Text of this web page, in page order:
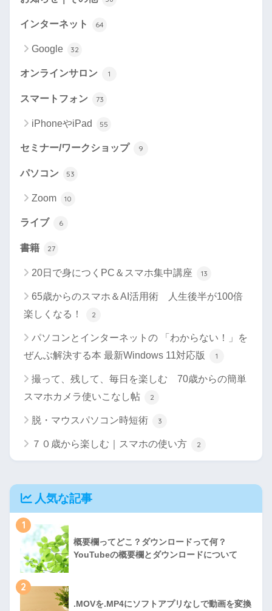
インターネット 64
Google 32
オンラインサロン 1
スマートフォン 73
iPhoneやiPad 55
セミナー/ワークショップ 9
パソコン 53
Zoom 10
ライブ 6
書籍 27
20日で身につくPC＆スマホ集中講座 13
65歳からのスマホ＆AI活用術 人生後半が100倍
楽しくなる！
2
パソコンとインターネットの 「わからない！」を
ぜんぶ解決する本 最新Windows 11対応版
1
撮って、残して、毎日を楽しむ 70歳からの簡単
スマホカメラ使いこなし帖
2
脱・マウスパソコン時短術 3
７０歳から楽しむ｜スマホの使い方 2
人気な記事
1
概要欄ってどこ？ダウンロードって何？
YouTubeの概要欄とダウンロードについて
2
.MOVを.MP4にソフトアプリなしで動画を変換